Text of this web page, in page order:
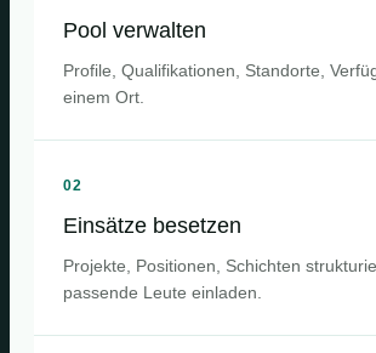
Pool verwalten
Profile, Qualifikationen, Standorte,
einem Ort.
02
Einsätze besetzen
Projekte, Positionen, Schichten
passende Leute einladen.